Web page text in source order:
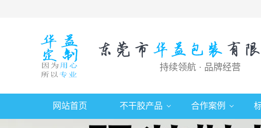
持续领航 · 品牌经营
网站首页 不干胶产品 合作案例